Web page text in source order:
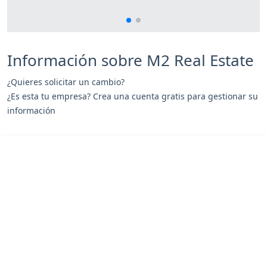
Información sobre М2 Real Estate
¿Quieres solicitar un cambio?
¿Es esta tu empresa? Crea una cuenta gratis para gestionar su
información